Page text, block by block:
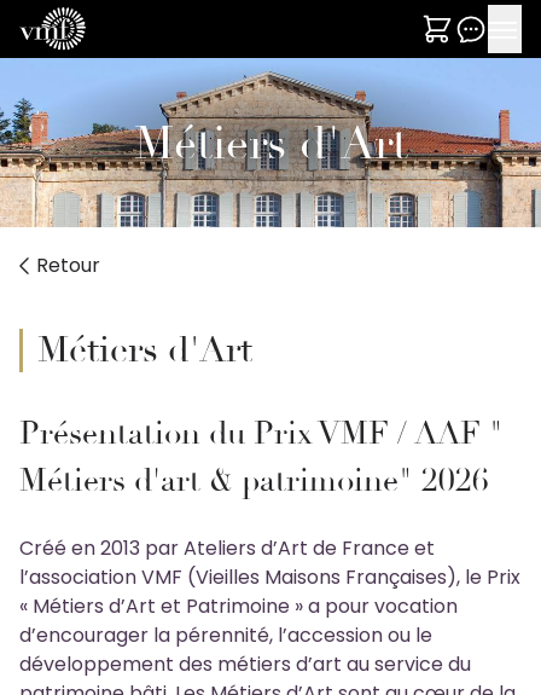
Métiers d'Art
Retour
Métiers d'Art
Présentation du Prix VMF / AAF "
Métiers d'art & patrimoine" 2026
Créé en 2013 par Ateliers d’Art de France et
l’association VMF (Vieilles Maisons Françaises), le Prix
« Métiers d’Art et Patrimoine » a pour vocation
d’encourager la pérennité, l’accession ou le
développement des métiers d’art au service du